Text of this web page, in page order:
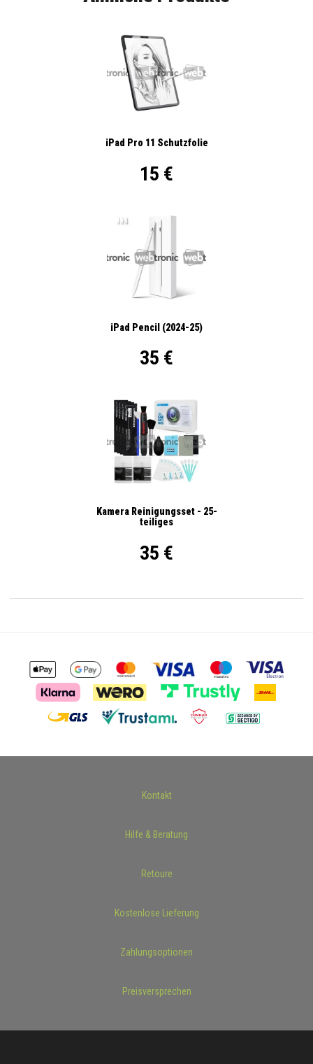
iPad Pro 11 Schutzfolie
15 €
iPad Pencil (2024-25)
35 €
Kamera Reinigungsset - 25-
teiliges
35 €
Kontakt
Hilfe & Beratung
Retoure
Kostenlose Lieferung
Zahlungsoptionen
Preisversprechen